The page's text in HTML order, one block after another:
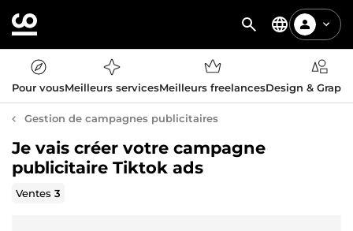
Pour vousMeilleurs servicesMeilleurs freelancesDesign &
Gestion de campagnes publicitaires
Je vais créer votre campagne
publicitaire Tiktok ads
Ventes3